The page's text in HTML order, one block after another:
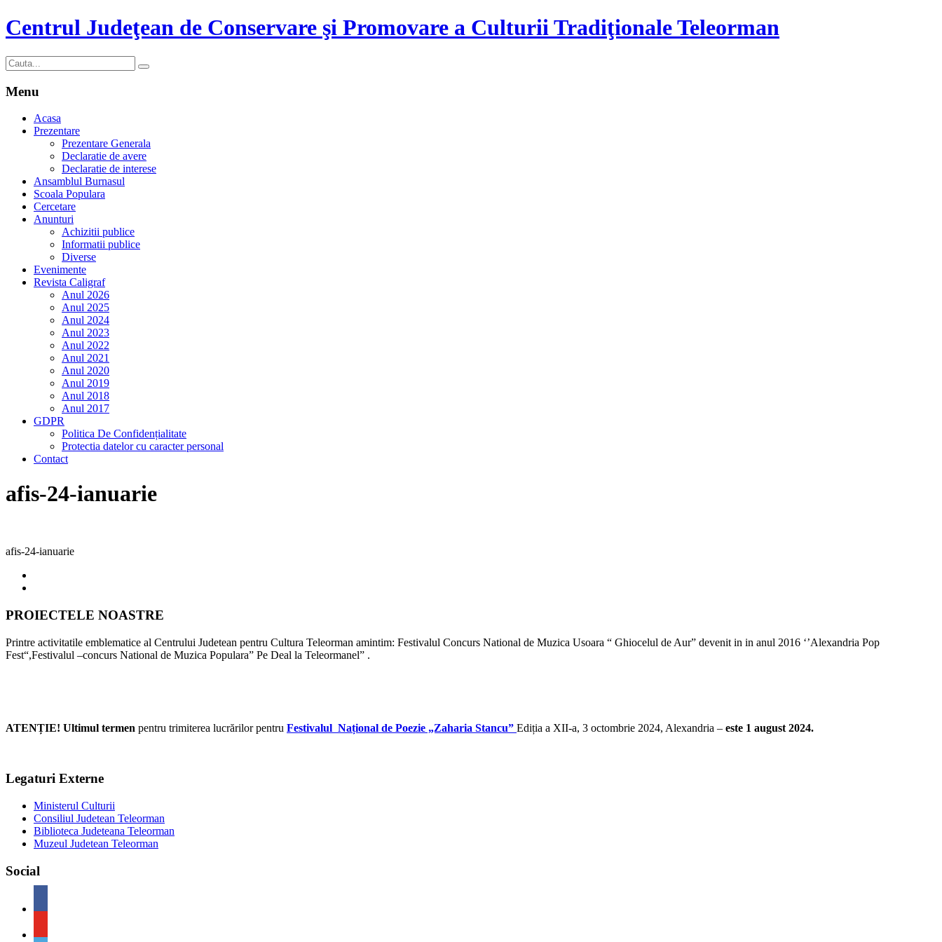
Centrul Judeţean de Conservare şi Promovare a Culturii Tradiţionale Teleorman
Menu
Acasa
Prezentare
Prezentare Generala
Declaratie de avere
Declaratie de interese
Ansamblul Burnasul
Scoala Populara
Cercetare
Anunturi
Achizitii publice
Informatii publice
Diverse
Evenimente
Revista Caligraf
Anul 2026
Anul 2025
Anul 2024
Anul 2023
Anul 2022
Anul 2021
Anul 2020
Anul 2019
Anul 2018
Anul 2017
GDPR
Politica De Confidențialitate
Protectia datelor cu caracter personal
Contact
afis-24-ianuarie
afis-24-ianuarie
PROIECTELE NOASTRE
Printre activitatile emblematice al Centrului Judetean pentru Cultura Teleorman amintim: Festivalul Concurs National de Muzica Usoara “ Ghiocelul de Aur” devenit in in anul 2016 ‘’Alexandria Pop
Fest“,Festivalul –concurs National de Muzica Populara” Pe Deal la Teleormanel” .
ATENȚIE! Ultimul termen pentru trimiterea lucrărilor pentru Festivalul Național de Poezie „Zaharia Stancu” Ediția a XII-a, 3 octombrie 2024, Alexandria – este 1 august 2024.
Legaturi Externe
Ministerul Culturii
Consiliul Judetean Teleorman
Biblioteca Judeteana Teleorman
Muzeul Judetean Teleorman
Social